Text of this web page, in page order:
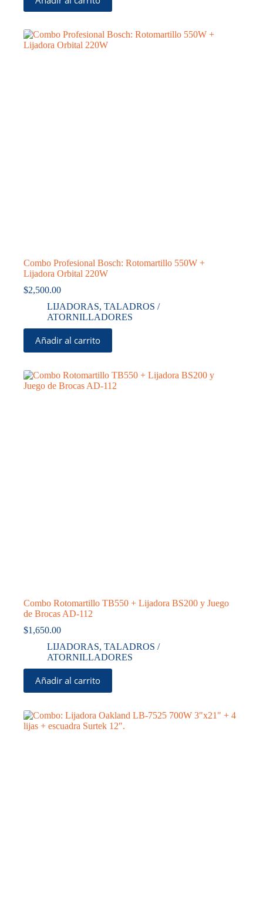
Combo Profesional Bosch: Rotomartillo 550W +
Lijadora Orbital 220W
$2,500.00
LIJADORAS, TALADROS /
ATORNILLADORES
Añadir al carrito
Combo Rotomartillo TB550 + Lijadora BS200 y Juego
de Brocas AD-112
$1,650.00
LIJADORAS, TALADROS /
ATORNILLADORES
Añadir al carrito